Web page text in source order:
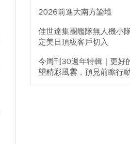
2026前進大南方論壇
佳世達集團艦隊無人機小
定美日頂級客戶切入
今周刊30週年特輯｜更好
望精彩風雲，預見前瞻行